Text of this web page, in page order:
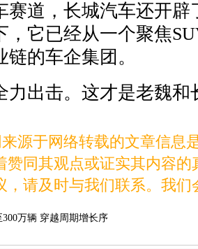
赛道，长城汽车还开
它已经从一个聚焦
的车企集团。
力出击。这才是老魏和
于网络转载的文章信息
赞同其观点或证实其内容
，请及时与我们联系。我
万辆 穿越周期增长序